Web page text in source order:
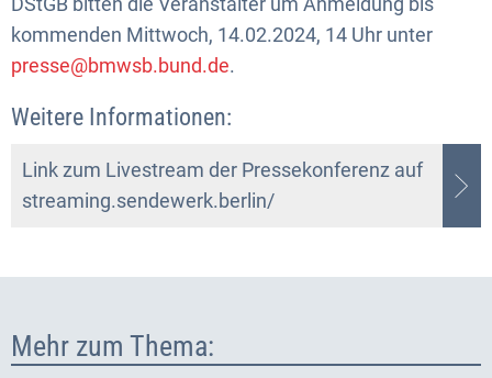
kommenden Mittwoch, 14.02.2024, 14 Uhr unter
presse@bmwsb.bund.de.
Weitere Informationen:
Link zum Livestream der Pressekonferenz auf
streaming.sendewerk.berlin/
Mehr zum Thema: